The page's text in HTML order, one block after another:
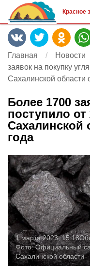
Красное
Главная Новости
заявок на покупку
Сахалинской области
Более 1700
поступило от
Сахалинской
года
1 марта 2023, 15:18
Фото:Официальный
Сахалинской области